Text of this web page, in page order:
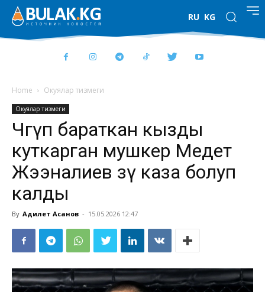
RU KG
Home Окуялар тизмеги
Окуялар тизмеги
Чөгүп бараткан кызды
куткарган мушкер Медет
Жээналиев өзү каза болуп
калды
By Адилет Асанов - 15.05.2026 12:47